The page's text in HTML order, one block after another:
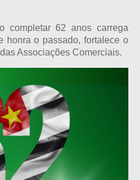
completar 62 anos carrega
honra o passado, fortalece o
Associações Comerciais.